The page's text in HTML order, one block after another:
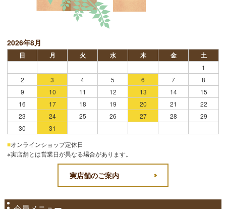
2026年8月
日 月 火 水 木 金 土
1
2
3 4 5 6 7
8
9
10 11 12 13 14
15
16
17 18 19 20 21
22
23
24 25 26 27 28
29
30
31
■オンラインショップ定休日
※実店舗とは営業日が異なる場合があります。
実店舗のご案内